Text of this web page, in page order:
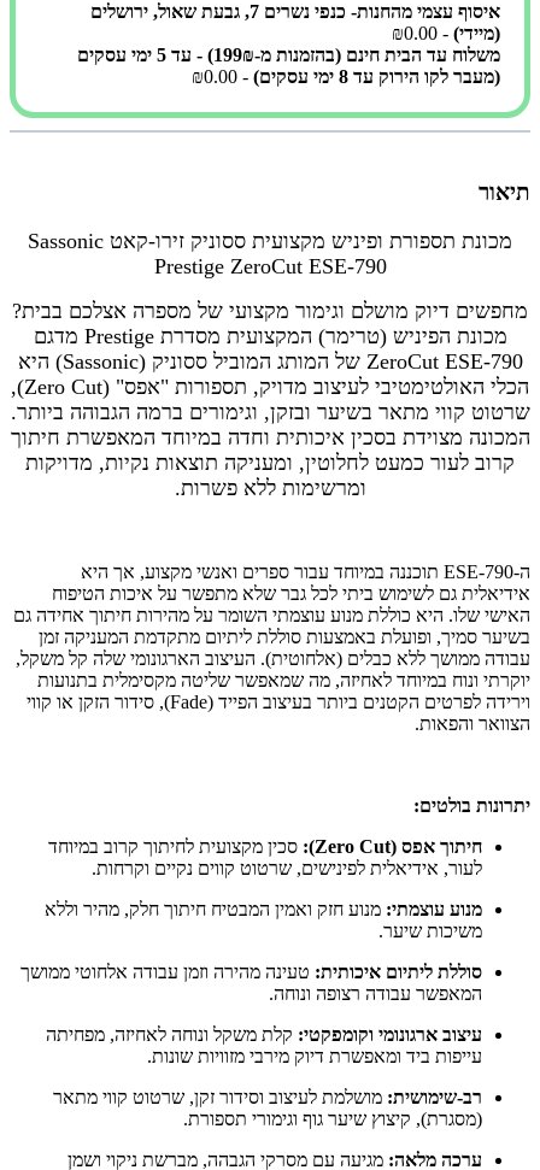
איסוף עצמי מהחנות- כנפי נשרים 7, גבעת שאול, ירושלים
(מיידי) - ₪0.00
משלוח עד הבית חינם (בהזמנות מ-199₪) - עד 5 ימי עסקים
(מעבר לקו הירוק עד 8 ימי עסקים)
- ₪0.00
תיאור
מכונת תספורת ופיניש מקצועית ססוניק זירו-קאט Sassonic
Prestige ZeroCut ESE-790
מחפשים דיוק מושלם וגימור מקצועי של מספרה אצלכם בבית?
מכונת הפיניש (טרימר) המקצועית מסדרת Prestige מדגם
ZeroCut ESE-790 של המותג המוביל ססוניק (Sassonic) היא
הכלי האולטימטיבי לעיצוב מדויק, תספורות "אפס" (Zero Cut),
שרטוט קווי מתאר בשיער ובזקן, וגימורים ברמה הגבוהה ביותר.
המכונה מצוידת בסכין איכותית וחדה במיוחד המאפשרת חיתוך
קרוב לעור כמעט לחלוטין, ומעניקה תוצאות נקיות, מדויקות
ומרשימות ללא פשרות.
ה-ESE-790 תוכננה במיוחד עבור ספרים ואנשי מקצוע, אך היא
אידיאלית גם לשימוש ביתי לכל גבר שלא מתפשר על איכות הטיפוח
האישי שלו. היא כוללת מנוע עוצמתי השומר על מהירות חיתוך אחידה גם
בשיער סמיך, ופועלת באמצעות סוללת ליתיום מתקדמת המעניקה זמן
עבודה ממושך ללא כבלים (אלחוטית). העיצוב הארגונומי שלה קל משקל,
יוקרתי ונוח במיוחד לאחיזה, מה שמאפשר שליטה מקסימלית בתנועות
וירידה לפרטים הקטנים ביותר בעיצוב הפייד (Fade), סידור הזקן או קווי
הצוואר והפאות.
יתרונות בולטים:
חיתוך אפס (Zero Cut):
סכין מקצועית לחיתוך קרוב במיוחד
לעור, אידיאלית לפינישים, שרטוט קווים נקיים וקרחות.
מנוע עוצמתי: מנוע חזק ואמין המבטיח חיתוך חלק, מהיר וללא
משיכות שיער.
סוללת ליתיום איכותית: טעינה מהירה וזמן עבודה אלחוטי ממושך
המאפשר עבודה רצופה ונוחה.
עיצוב ארגונומי וקומפקטי: קלת משקל ונוחה לאחיזה, מפחיתה
עייפות ביד ומאפשרת דיוק מירבי מזוויות שונות.
רב-שימושית: מושלמת לעיצוב וסידור זקן, שרטוט קווי מתאר
(מסגרת), קיצוץ שיער גוף וגימורי תספורת.
ערכה מלאה: מגיעה עם מסרקי הגבהה, מברשת ניקוי ושמן